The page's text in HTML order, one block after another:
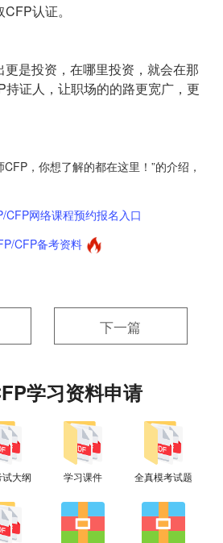
认证。
是投资，在哪里投资，就会在那
持证人，让职场的的路更宽广，更
，你想了解的都在这里！”的介绍，
CFP网络课程预约报名入口
CFP备考资料
下一篇
学习资料申请
大纲 学习课件 全真模考试题